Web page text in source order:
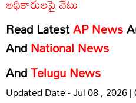
Read LatestAP News
AndNational News
AndTelugu News
Updated Date - Jul 08 , 2026